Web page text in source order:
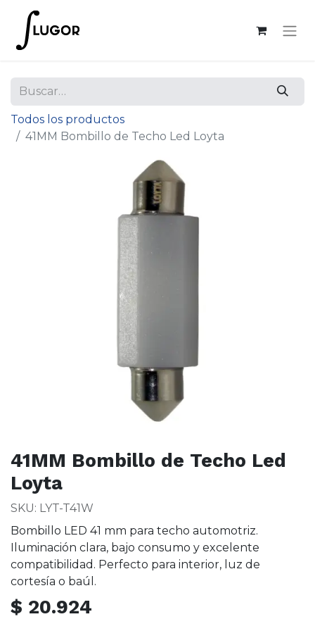
Todos los productos
41MM Bombillo de Techo Led Loyta
41MM Bombillo de Techo Led
Loyta
SKU: LYT-T41W
Bombillo LED 41 mm para techo automotriz.
Iluminación clara, bajo consumo y excelente
compatibilidad. Perfecto para interior, luz de
cortesía o baúl.
$ 20.924